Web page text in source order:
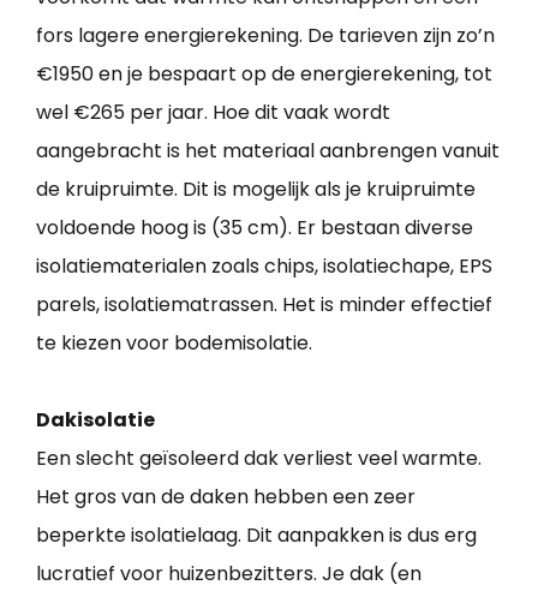
fors lagere energierekening. De tarieven zijn zo’n
€1950 en je bespaart op de energierekening, tot
wel €265 per jaar. Hoe dit vaak wordt
aangebracht is het materiaal aanbrengen vanuit
de kruipruimte. Dit is mogelijk als je kruipruimte
voldoende hoog is (35 cm). Er bestaan diverse
isolatiematerialen zoals chips, isolatiechape, EPS
parels, isolatiematrassen. Het is minder effectief
te kiezen voor bodemisolatie.
Dakisolatie
Een slecht geïsoleerd dak verliest veel warmte.
Het gros van de daken hebben een zeer
beperkte isolatielaag. Dit aanpakken is dus erg
lucratief voor huizenbezitters. Je dak (en